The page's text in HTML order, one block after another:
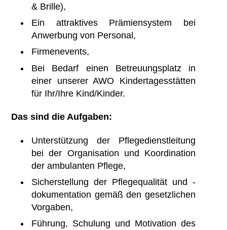
& Brille),
Ein attraktives Prämiensystem bei
Anwerbung von Personal,
Firmenevents,
Bei Bedarf einen Betreuungsplatz in
einer unserer AWO Kindertagesstätten
für Ihr/Ihre Kind/Kinder.
Das sind die Aufgaben:
Unterstützung der Pflegedienstleitung
bei der Organisation und Koordination
der ambulanten Pflege,
Sicherstellung der Pflegequalität und -
dokumentation gemäß den gesetzlichen
Vorgaben,
Führung, Schulung und Motivation des